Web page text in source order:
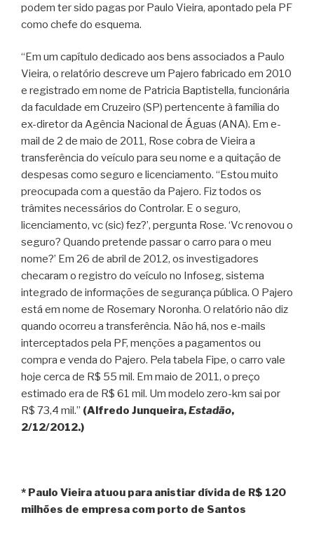
podem ter sido pagas por Paulo Vieira, apontado pela PF
como chefe do esquema.
“Em um capítulo dedicado aos bens associados a Paulo
Vieira, o relatório descreve um Pajero fabricado em 2010
e registrado em nome de Patricia Baptistella, funcionária
da faculdade em Cruzeiro (SP) pertencente à família do
ex-diretor da Agência Nacional de Águas (ANA). Em e-
mail de 2 de maio de 2011, Rose cobra de Vieira a
transferência do veículo para seu nome e a quitação de
despesas como seguro e licenciamento. “Estou muito
preocupada com a questão da Pajero. Fiz todos os
trâmites necessários do Controlar. E o seguro,
licenciamento, vc (sic) fez?’, pergunta Rose. ‘Vc renovou o
seguro? Quando pretende passar o carro para o meu
nome?’ Em 26 de abril de 2012, os investigadores
checaram o registro do veículo no Infoseg, sistema
integrado de informações de segurança pública. O Pajero
está em nome de Rosemary Noronha. O relatório não diz
quando ocorreu a transferência. Não há, nos e-mails
interceptados pela PF, menções a pagamentos ou
compra e venda do Pajero. Pela tabela Fipe, o carro vale
hoje cerca de R$ 55 mil. Em maio de 2011, o preço
estimado era de R$ 61 mil. Um modelo zero-km sai por
R$ 73,4 mil.” (Alfredo Junqueira,Estadão,
2/12/2012.)
* Paulo Vieira atuou para anistiar dívida de R$ 120
milhões de empresa com porto de Santos